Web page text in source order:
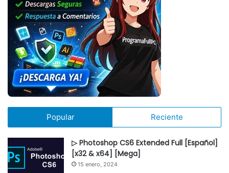
Popular Reciente
▷ Photoshop CS6 Extended Full [Español]
[x32 & x64] [Mega]
15 enero, 2024